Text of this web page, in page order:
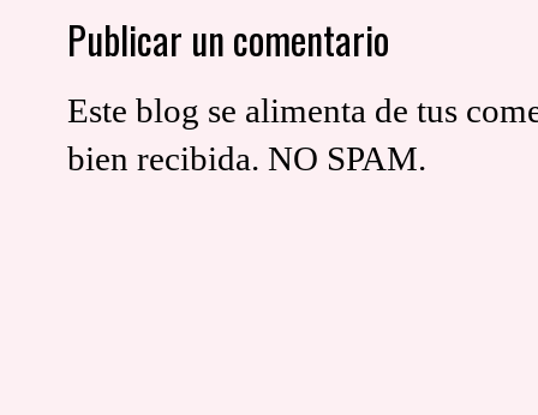
Publicar un comentario
Este blog se alimenta de tus
bien recibida. NO SPAM.